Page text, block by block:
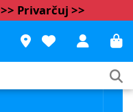
>> Privarčuj >>